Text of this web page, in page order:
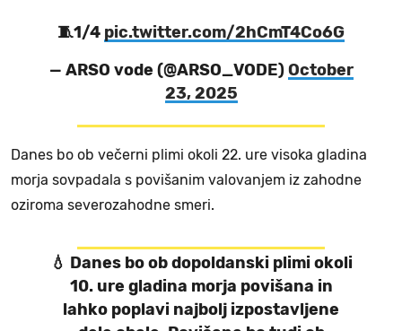
🧵1/4 pic.twitter.com/2hCmT4Co6G
— ARSO vode (@ARSO_VODE)October
23, 2025
Danes bo ob večerni plimi okoli 22. ure visoka gladina
morja sovpadala s povišanim valovanjem iz zahodne
oziroma severozahodne smeri.
💧 Danes bo ob dopoldanski plimi okoli
10. ure gladina morja povišana in
lahko poplavi najbolj izpostavljene